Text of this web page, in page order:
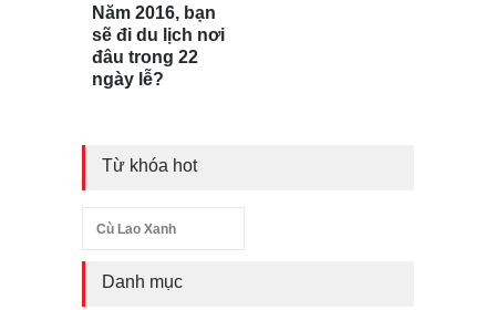
Năm 2016, bạn
sẽ đi du lịch nơi
đâu trong 22
ngày lễ?
Từ khóa hot
Cù Lao Xanh
Danh mục